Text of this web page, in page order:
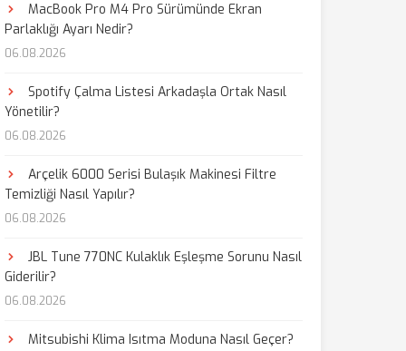
MacBook Pro M4 Pro Sürümünde Ekran
Parlaklığı Ayarı Nedir?
06.08.2026
Spotify Çalma Listesi Arkadaşla Ortak Nasıl
Yönetilir?
06.08.2026
Arçelik 6000 Serisi Bulaşık Makinesi Filtre
Temizliği Nasıl Yapılır?
06.08.2026
JBL Tune 770NC Kulaklık Eşleşme Sorunu Nasıl
Giderilir?
06.08.2026
Mitsubishi Klima Isıtma Moduna Nasıl Geçer?